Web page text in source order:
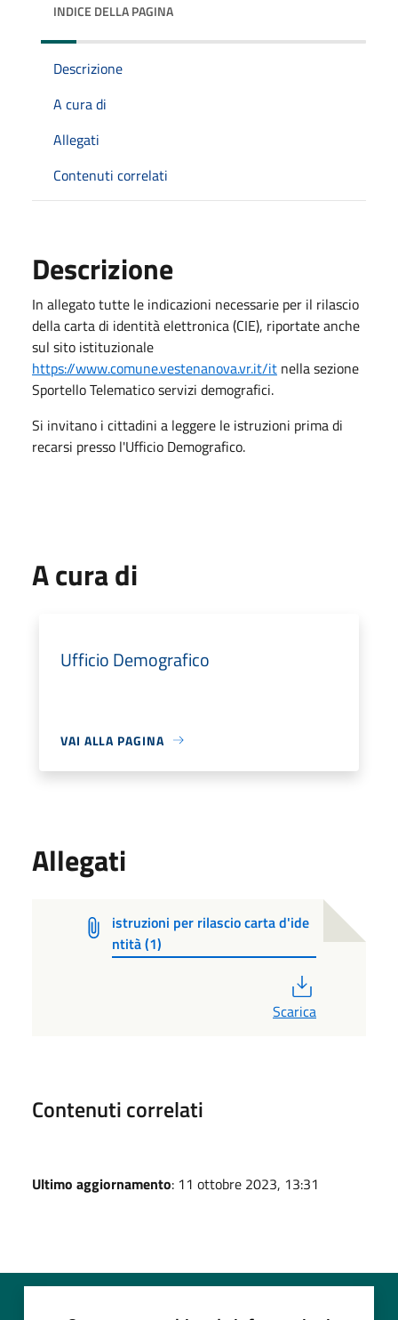
INDICE DELLA PAGINA
Descrizione
A cura di
Allegati
Contenuti correlati
Descrizione
In allegato tutte le indicazioni necessarie per il rilascio
della carta di identità elettronica (CIE), riportate anche
sul sito istituzionale
https://www.comune.vestenanova.vr.it/it nella sezione
Sportello Telematico servizi demografici.
Si invitano i cittadini a leggere le istruzioni prima di
recarsi presso l'Ufficio Demografico.
A cura di
Ufficio Demografico
VAI ALLA PAGINA
Allegati
istruzioni per rilascio carta d'ide
ntità (1)
Scarica
Contenuti correlati
Ultimo aggiornamento: 11 ottobre 2023, 13:31